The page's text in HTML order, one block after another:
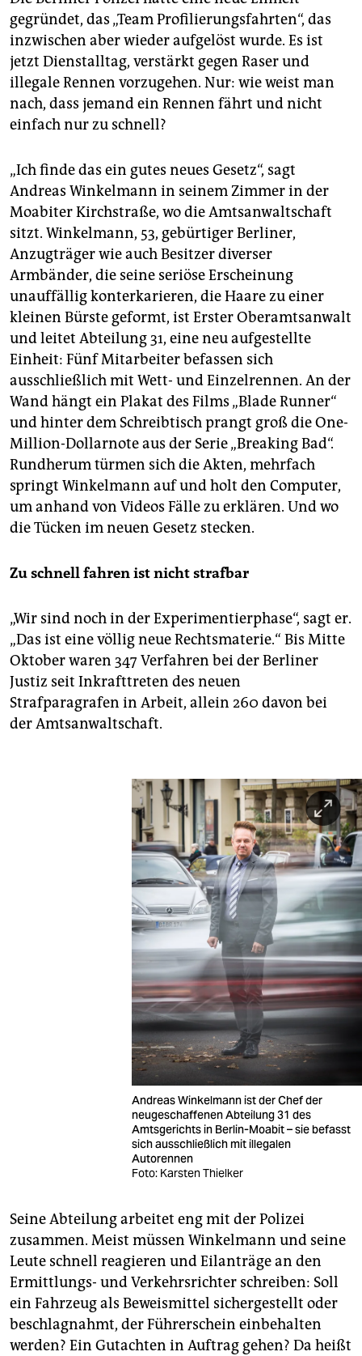
gegründet, das „Team Profilierungsfahrten“, das
inzwischen aber wieder aufgelöst wurde. Es ist
jetzt Dienstalltag, verstärkt gegen Raser und
illegale Rennen vorzugehen. Nur: wie weist man
nach, dass jemand ein Rennen fährt und nicht
einfach nur zu schnell?
„Ich finde das ein gutes neues Gesetz“, sagt
Andreas Winkelmann in seinem Zimmer in der
Moabiter Kirchstraße, wo die Amtsanwaltschaft
sitzt. Winkelmann, 53, gebürtiger Berliner,
Anzugträger wie auch Besitzer diverser
Armbänder, die seine seriöse Erscheinung
unauffällig konterkarieren, die Haare zu einer
kleinen Bürste geformt, ist Erster Oberamtsanwalt
und leitet Abteilung 31, eine neu aufgestellte
Einheit: Fünf Mitarbeiter befassen sich
ausschließlich mit Wett- und Einzelrennen. An der
Wand hängt ein Plakat des Films „Blade Runner“
und hinter dem Schreibtisch prangt groß die One-
Million-Dollarnote aus der Serie „Breaking Bad“.
Rundherum türmen sich die Akten, mehrfach
springt Winkelmann auf und holt den Computer,
um anhand von Videos Fälle zu erklären. Und wo
die Tücken im neuen Gesetz stecken.
Zu schnell fahren ist nicht strafbar
„Wir sind noch in der Experimentierphase“, sagt er.
„Das ist eine völlig neue Rechtsmaterie.“ Bis Mitte
Oktober waren 347 Verfahren bei der Berliner
Justiz seit Inkrafttreten des neuen
Strafparagrafen in Arbeit, allein 260 davon bei
der Amtsanwaltschaft.
Andreas Winkelmann ist der Chef der
neugeschaffenen Abteilung 31 des
Amtsgerichts in Berlin-Moabit – sie befasst
sich ausschließlich mit illegalen
Autorennen
Foto: Karsten Thielker
Seine Abteilung arbeitet eng mit der Polizei
zusammen. Meist müssen Winkelmann und seine
Leute schnell reagieren und Eilanträge an den
Ermittlungs- und Verkehrsrichter schreiben: Soll
ein Fahrzeug als Beweismittel sichergestellt oder
beschlagnahmt, der Führerschein einbehalten
werden? Ein Gutachten in Auftrag gehen? Da heißt